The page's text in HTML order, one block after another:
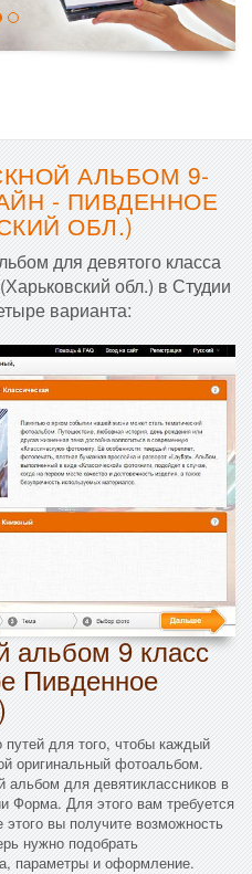
АЛЬБОМ 9-
- ПИВДЕННОЕ
ОБЛ.)
для девятого класса
обл.) в Студии
варианта:
альбом 9 класс
Пивденное
для того, чтобы каждый
оригинальный фотоальбом.
альбом для девятиклассников в
Форма. Для этого вам требуется
вы получите возможность
нужно подобрать
параметры и оформление.